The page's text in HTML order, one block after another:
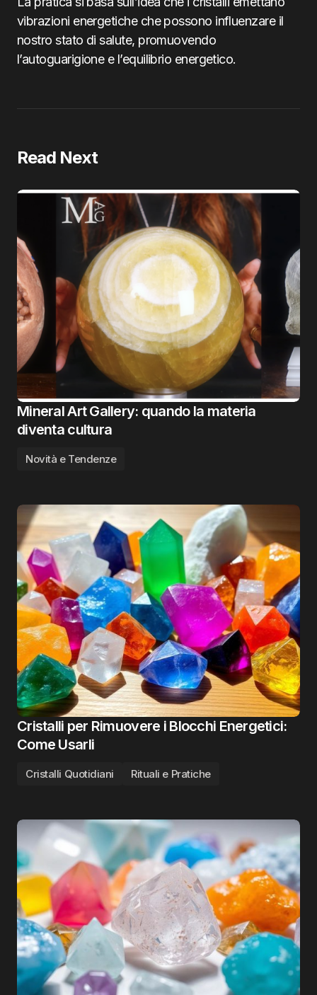
vibrazioni energetiche che possono influenzare il
nostro stato di salute, promuovendo
l’autoguarigione e l’equilibrio energetico.
Read Next
Mineral Art Gallery: quando la materia
diventa cultura
Novità e Tendenze
Cristalli per Rimuovere i Blocchi Energetici:
Come Usarli
Cristalli Quotidiani Rituali e Pratiche